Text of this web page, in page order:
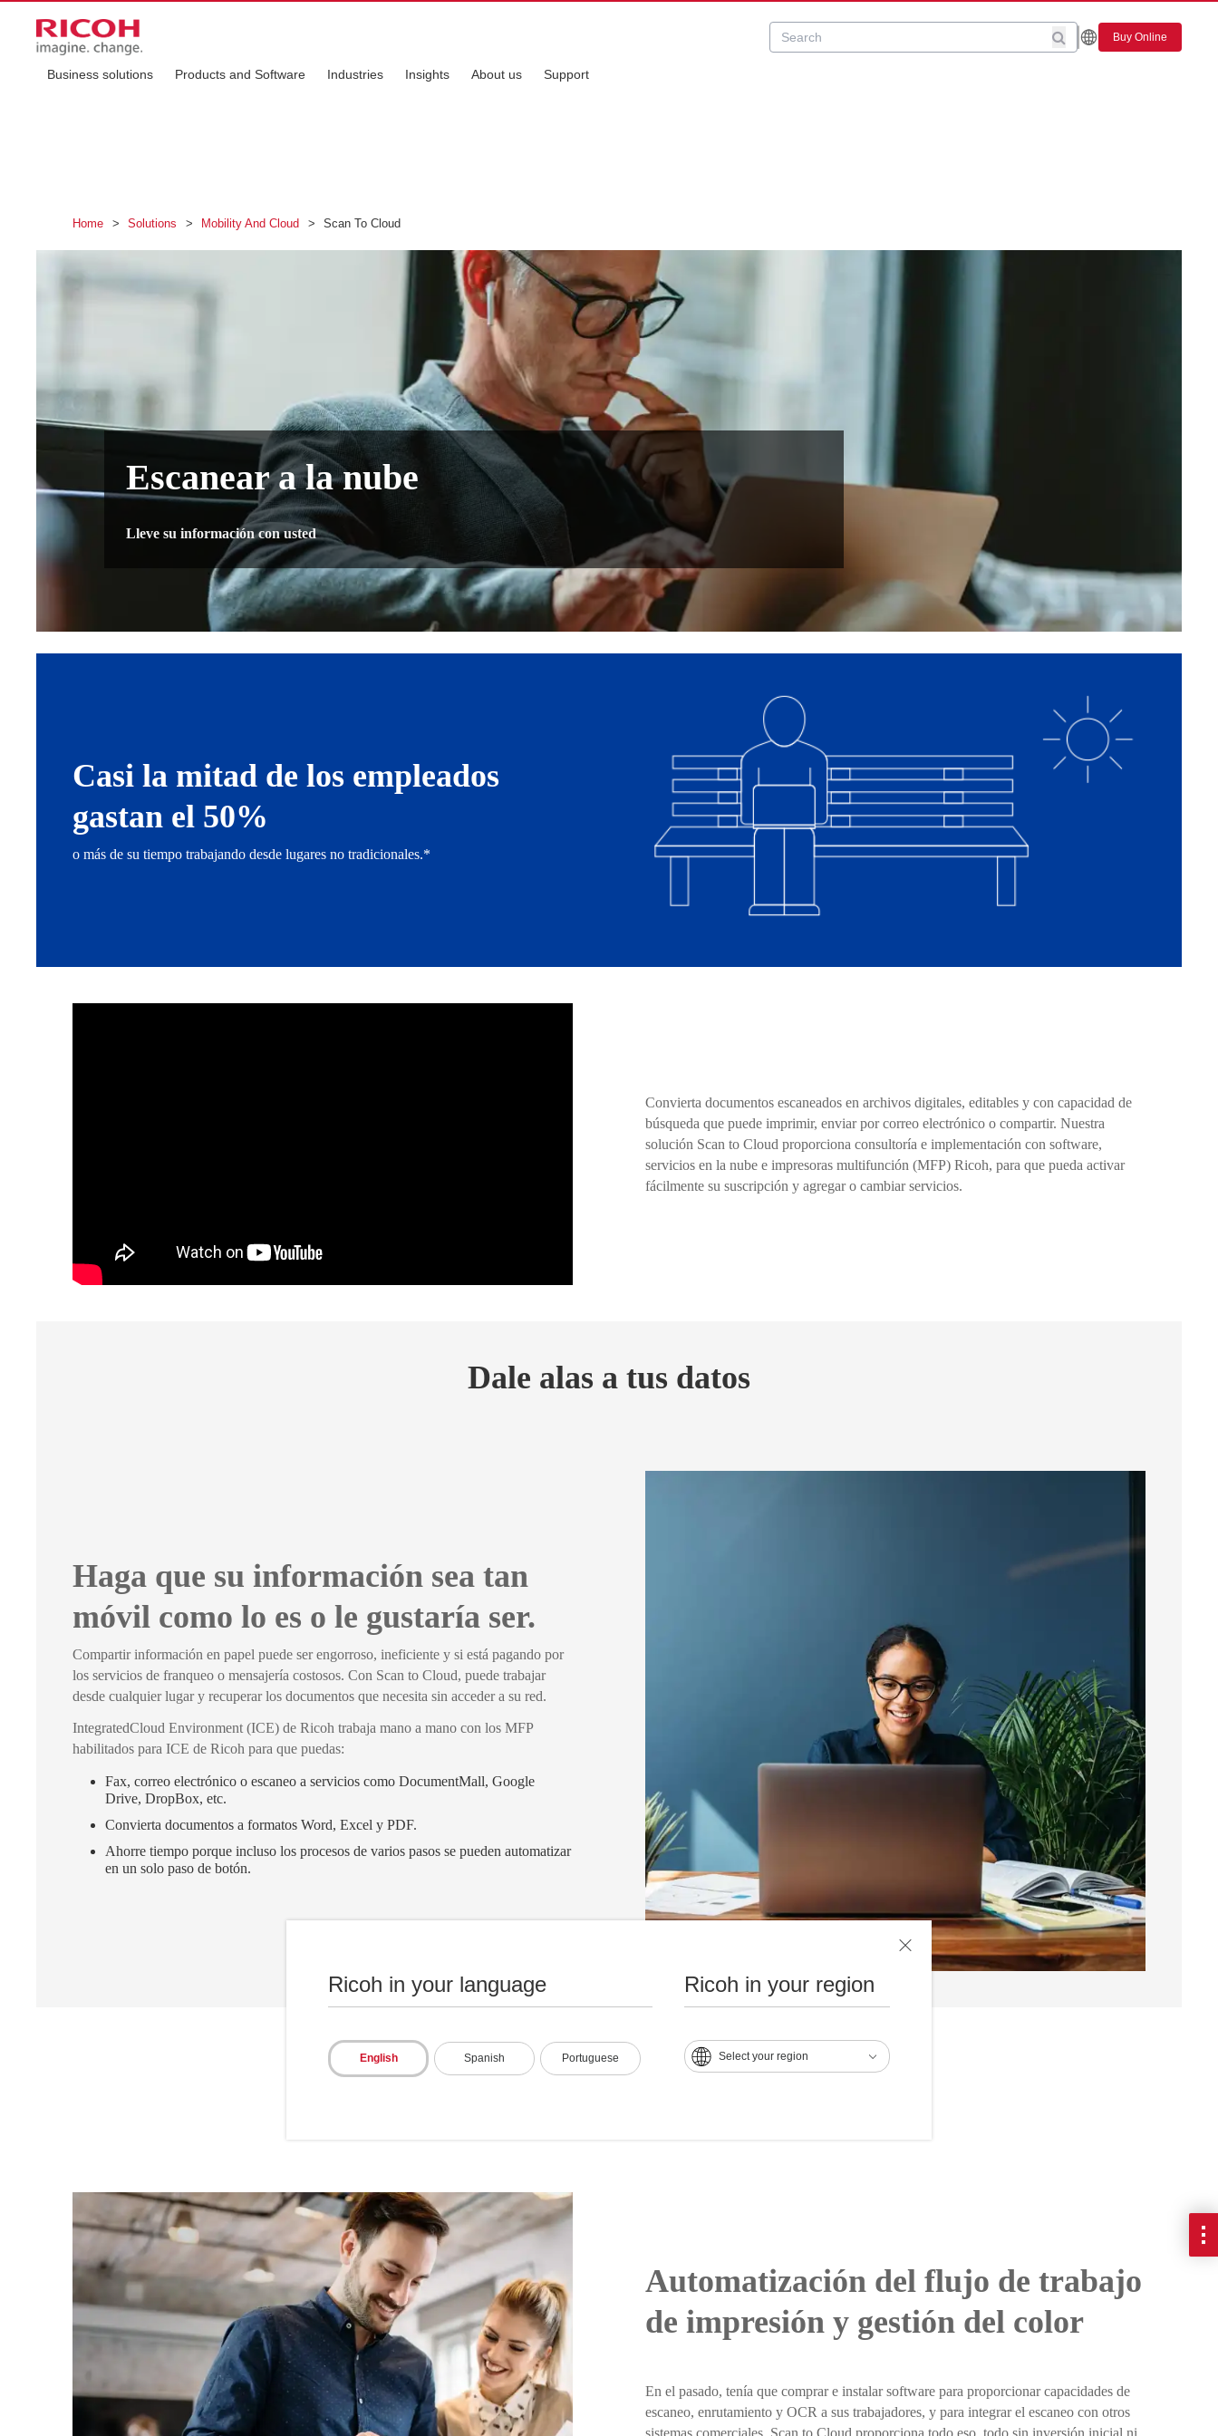
Ricoh in your language
English Spanish Portuguese
Ricoh in your region
Select your region
Buy Online
Business solutions Products and Software Industries Insights About us Support
Home > Solutions > Mobility And Cloud > Scan To Cloud
Escanear a la nube
Lleve su información con usted
Casi la mitad de los empleados
gastan el 50%
o más de su tiempo trabajando desde lugares no tradicionales.*
Convierta documentos escaneados en archivos digitales, editables y con capacidad de
búsqueda que puede imprimir, enviar por correo electrónico o compartir. Nuestra
solución Scan to Cloud proporciona consultoría e implementación con software,
servicios en la nube e impresoras multifunción (MFP) Ricoh, para que pueda activar
fácilmente su suscripción y agregar o cambiar servicios.
Dale alas a tus datos
Haga que su información sea tan
móvil como lo es o le gustaría ser.
Compartir información en papel puede ser engorroso, ineficiente y si está pagando por
los servicios de franqueo o mensajería costosos. Con Scan to Cloud, puede trabajar
desde cualquier lugar y recuperar los documentos que necesita sin acceder a su red.
IntegratedCloud Environment (ICE) de Ricoh trabaja mano a mano con los MFP
habilitados para ICE de Ricoh para que puedas:
Fax, correo electrónico o escaneo a servicios como DocumentMall, Google
Drive, DropBox, etc.
Convierta documentos a formatos Word, Excel y PDF.
Ahorre tiempo porque incluso los procesos de varios pasos se pueden automatizar
en un solo paso de botón.
Reduzca sus gastos de capital
Automatización del flujo de trabajo
de impresión y gestión del color
En el pasado, tenía que comprar e instalar software para proporcionar capacidades de
escaneo, enrutamiento y OCR a sus trabajadores, y para integrar el escaneo con otros